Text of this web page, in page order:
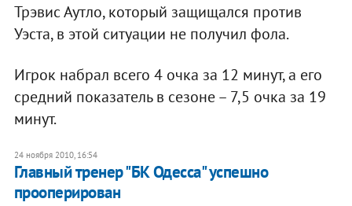
Трэвис Аутло, который защищался против
Уэста, в этой ситуации не получил фола.
Игрок набрал всего 4 очка за 12 минут, а его
средний показатель в сезоне – 7,5 очка за 19
минут.
24 ноября 2010, 16:54
Главный тренер "БК Одесса" успешно
прооперирован